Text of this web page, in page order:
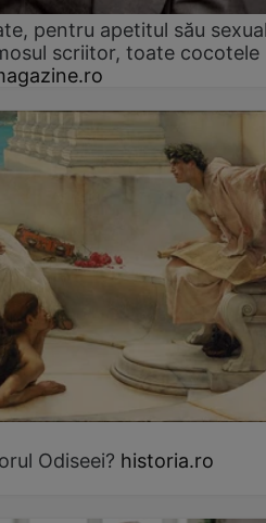
pentru apetitul său
scriitor, toate cocotele
Odiseei? historia.ro